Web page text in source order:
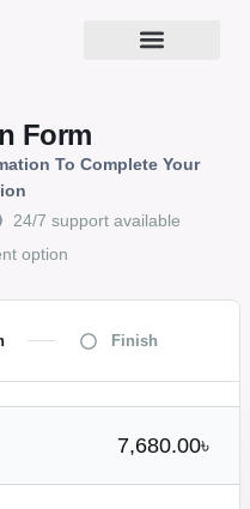
Form
To Complete Your
24/7 support available
option
Finish
7,680.00৳